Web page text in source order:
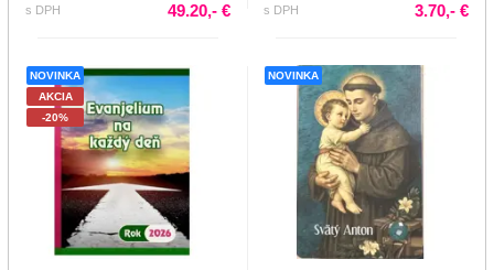
s DPH
49.20,- €
s DPH
3.70,- €
NOVINKA
AKCIA
-20%
NOVINKA